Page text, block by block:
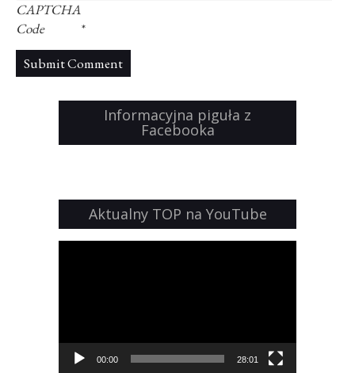
CAPTCHA
Code
*
Informacyjna piguła z
Facebooka
Aktualny TOP na YouTube
00:00 28:01